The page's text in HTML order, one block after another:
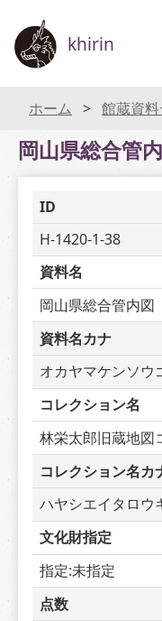
khirin
ホーム 館蔵資
岡山県総合管
ID
H-1420-1-38
資料名
岡山県総合管内図
資料名カナ
オカヤマケンソウ
コレクション名
林栄太郎旧蔵地図
コレクション名カ
ハヤシエイタロウ
文化財指定
指定:未指定
点数